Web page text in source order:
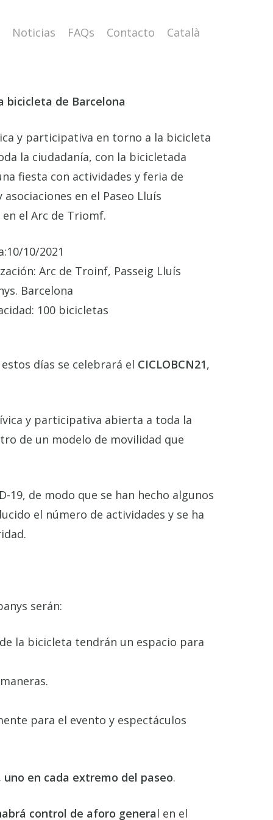
Noticias FAQs Contacto Català
bicicleta de Barcelona
y participativa en torno a la bicicleta
la ciudadanía, con la bicicletada
fiesta con actividades y feria de
asociaciones en el Paseo Lluís
en el Arc de Triomf.
10/10/2021
Arc de Troinf, Passeig Lluís
Barcelona
100 bicicletas
días se celebrará el CICLOBCN21,
y participativa abierta a toda la
de un modelo de movilidad que
19, de modo que se han hecho algunos
el número de actividades y se ha
serán:
la bicicleta tendrán un espacio para
para el evento y espectáculos
en cada extremo del paseo.
control de aforo general en el